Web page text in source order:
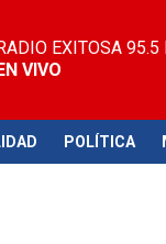
RADIO EXITOSA 95.5
EN VIVO
POLÍTICA